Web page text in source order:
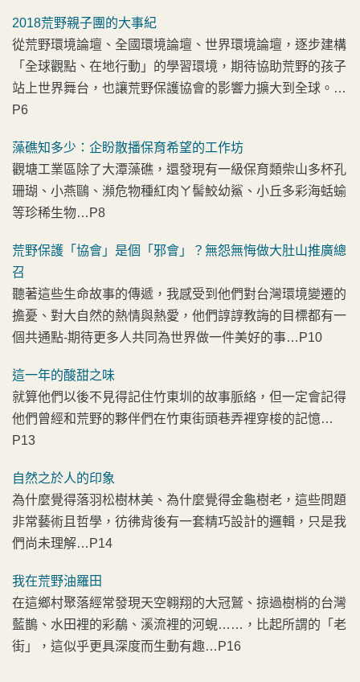
2018荒野親子團的大事紀
從荒野環境論壇、全國環境論壇、世界環境論壇，逐步建構
「全球觀點、在地行動」的學習環境，期待協助荒野的孩子
站上世界舞台，也讓荒野保護協會的影響力擴大到全球。…
P6
藻礁知多少：企盼散播保育希望的工作坊
觀塘工業區除了大潭藻礁，還發現有一級保育類柴山多杯孔
珊瑚、小燕鷗、瀕危物種紅肉ㄚ髻鮫幼鯊、小丘多彩海蛞蝓
等珍稀生物…P8
荒野保護「協會」是個「邪會」？無怨無悔做大肚山推廣總
召
聽著這些生命故事的傳遞，我感受到他們對台灣環境變遷的
擔憂、對大自然的熱情與熱愛，他們諄諄教誨的目標都有一
個共通點-期待更多人共同為世界做一件美好的事…P10
這一年的酸甜之味
就算他們以後不見得記住竹東圳的故事脈絡，但一定會記得
他們曾經和荒野的夥伴們在竹東街頭巷弄裡穿梭的記憶…
P13
自然之於人的印象
為什麼覺得落羽松樹林美、為什麼覺得金龜樹老，這些問題
非常藝術且哲學，彷彿背後有一套精巧設計的邏輯，只是我
們尚未理解…P14
我在荒野油羅田
在這鄉村聚落經常發現天空翱翔的大冠鷲、掠過樹梢的台灣
藍鵲、水田裡的彩鷸、溪流裡的河蜆……，比起所謂的「老
街」，這似乎更具深度而生動有趣…P16